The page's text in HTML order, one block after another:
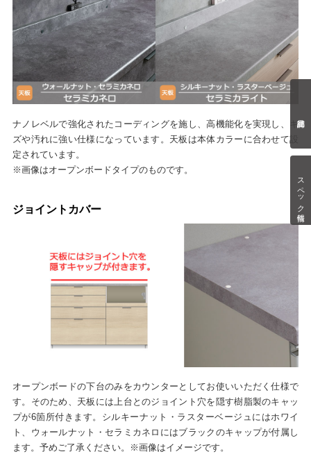
スペック情報
ナノレベルで強化されたコーディングを施し、高機能化を実現し、キ
ズや汚れに強い仕様になっています。天板は本体カラーに合わせて設
定されています。
※画像はオープンボードタイプのものです。
ジョイントカバー
オープンボードの下台のみをカウンターとしてお使いいただく仕様で
す。そのため、天板には上台とのジョイント穴を隠す樹脂製のキャッ
プが6箇所付きます。シルキーナット・ラスターベージュにはホワイ
ト、ウォールナット・セラミカネロにはブラックのキャップが付属し
ます。予めご了承ください。※画像はイメージです。